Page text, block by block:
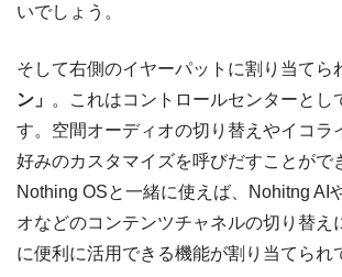
いでしょう。
そして右側のイヤーパットに割り当てら
ン」 。これはコントロールセンターとし
す。空間オーディオの切り替えやイコラ
好みのカスタマイズを呼びだすことがで
Nothing OSと一緒に使えば、Nohitng AI
オなどのコンテンツチャネルの切り替え
に便利に活用できる機能が割り当てられ